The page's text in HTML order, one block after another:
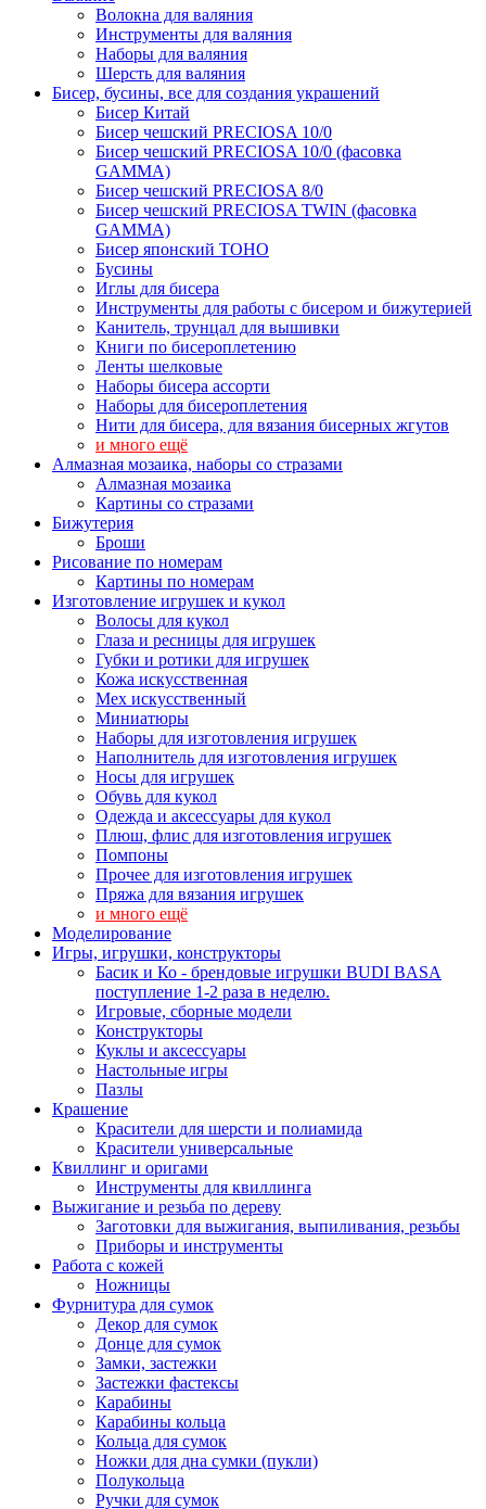
Волокна для валяния
Инструменты для валяния
Наборы для валяния
Шерсть для валяния
Бисер, бусины, все для создания украшений
Бисер Китай
Бисер чешский PRECIOSA 10/0
Бисер чешский PRECIOSA 10/0 (фасовка
GAMMA)
Бисер чешский PRECIOSA 8/0
Бисер чешский PRECIOSA TWIN (фасовка
GAMMA)
Бисер японский TOHO
Бусины
Иглы для бисера
Инструменты для работы с бисером и бижутерией
Канитель, трунцал для вышивки
Книги по бисероплетению
Ленты шелковые
Наборы бисера ассорти
Наборы для бисероплетения
Нити для бисера, для вязания бисерных жгутов
и много ещё
Алмазная мозаика, наборы со стразами
Алмазная мозаика
Картины co стразами
Бижутерия
Броши
Рисование по номерам
Картины по номерам
Изготовление игрушек и кукол
Волосы для кукол
Глаза и ресницы для игрушек
Губки и ротики для игрушек
Кожа искусственная
Мех искусственный
Миниатюры
Наборы для изготовления игрушек
Наполнитель для изготовления игрушек
Носы для игрушек
Обувь для кукол
Одежда и аксессуары для кукол
Плюш, флис для изготовления игрушек
Помпоны
Прочее для изготовления игрушек
Пряжа для вязания игрушек
и много ещё
Моделирование
Игры, игрушки, конструкторы
Басик и Ко - брендовые игрушки BUDI BASA
поступление 1-2 раза в неделю.
Игровые, сборные модели
Конструкторы
Куклы и аксессуары
Настольные игры
Пазлы
Крашение
Красители для шерсти и полиамида
Красители универсальные
Квиллинг и оригами
Инструменты для квиллинга
Выжигание и резьба по дереву
Заготовки для выжигания, выпиливания, резьбы
Приборы и инструменты
Работа с кожей
Ножницы
Фурнитура для сумок
Декор для сумок
Донце для сумок
Замки, застежки
Застежки фастексы
Карабины
Карабины кольца
Кольца для сумок
Ножки для дна сумки (пукли)
Полукольца
Ручки для сумок